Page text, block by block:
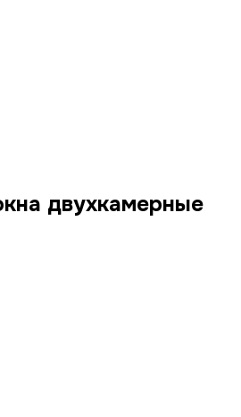
двухкамерные